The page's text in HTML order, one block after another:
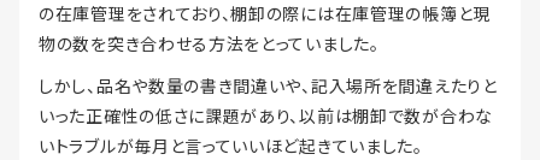
の在庫管理をされており、棚卸の際には在庫管理の帳簿と現
物の数を突き合わせる方法をとっていました。
しかし、品名や数量の書き間違いや、記入場所を間違えたりと
いった正確性の低さに課題があり、以前は棚卸で数が合わな
いトラブルが毎月と言っていいほど起きていました。